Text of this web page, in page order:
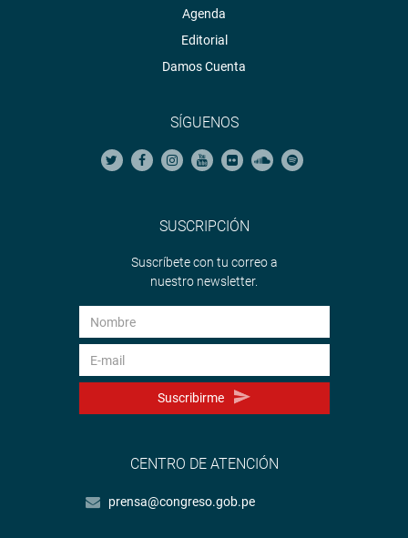
Agenda
Editorial
Damos Cuenta
SÍGUENOS
SUSCRIPCIÓN
Suscríbete con tu correo a
nuestro newsletter.
Suscribirme
CENTRO DE ATENCIÓN
prensa@congreso.gob.pe